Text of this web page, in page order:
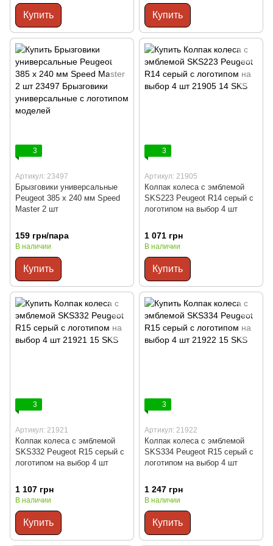
Купить Купить
3
Артикул: 23497
Брызговики универсальные
Peugeot 385 x 240 мм Speed
Master 2 шт
159 грн/пара
В наличии
Купить
3
Артикул: 21905
Колпак колеса с эмблемой
SKS223 Peugeot R14 серый с
логотипом на выбор 4 шт
1 071 грн
В наличии
Купить
3
Артикул: 21921
Колпак колеса с эмблемой
SKS332 Peugeot R15 серый с
логотипом на выбор 4 шт
1 107 грн
В наличии
Купить
3
Артикул: 21922
Колпак колеса с эмблемой
SKS334 Peugeot R15 серый с
логотипом на выбор 4 шт
1 247 грн
В наличии
Купить